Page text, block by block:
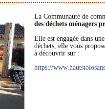
La Communauté de
des déchets ménagers
Elle est engagée dans
déchets, elle vous
à découvrir sur :
https://